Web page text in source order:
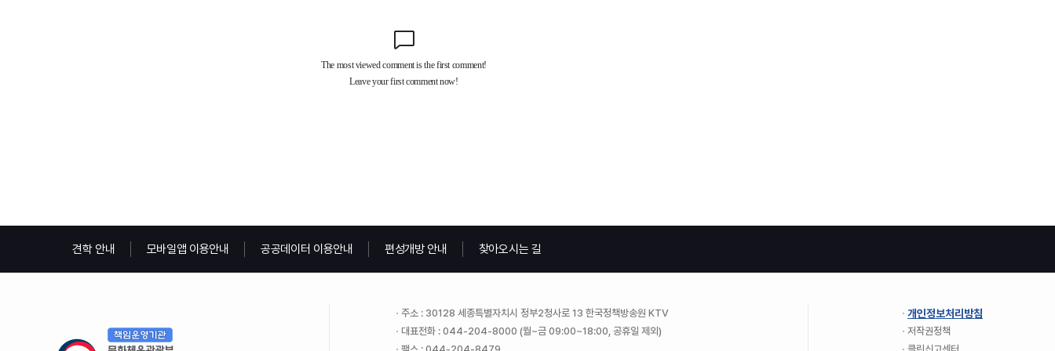
견학 안내 모바일앱 이용안내 공공데이터 이용안내 편성개방 안내 찾아오시는 길
주소 : 30128 세종특별자치시 정부2청사로 13 한국정책방송원 KTV
대표전화 : 044-204-8000 (월~금 09:00~18:00, 공휴일 제외)
개인정보처리방침
저작권정책